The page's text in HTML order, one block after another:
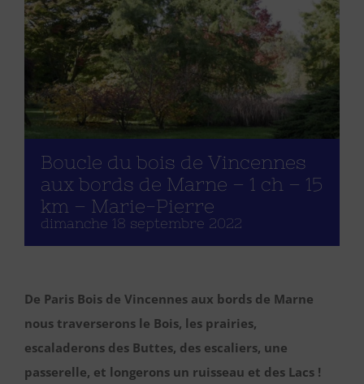
Boucle du bois de Vincennes
aux bords de Marne – 1 ch – 15
km – Marie-Pierre
dimanche 18 septembre 2022
De Paris Bois de Vincennes aux bords de Marne
nous traverserons le Bois, les prairies,
escaladerons des Buttes, des escaliers, une
passerelle, et longerons un ruisseau et des Lacs !